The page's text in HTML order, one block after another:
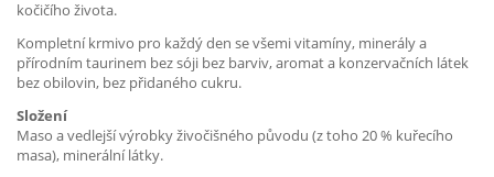
kočičího života.
Kompletní krmivo pro každý den se všemi vitamíny, minerály a
přírodním taurinem bez sóji bez barviv, aromat a konzervačních látek
bez obilovin, bez přidaného cukru.
Složení
Maso a vedlejší výrobky živočišného původu (z toho 20 % kuřecího
masa), minerální látky.